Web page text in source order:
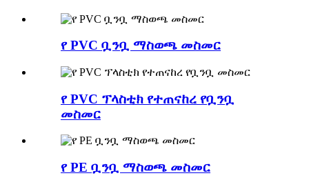
የ PVC ቧንቧ ማስወጫ መስመር
የ PVC ፕላስቲክ የተጠናከረ የቧንቧ
መስመር
የ PE ቧንቧ ማስወጫ መስመር